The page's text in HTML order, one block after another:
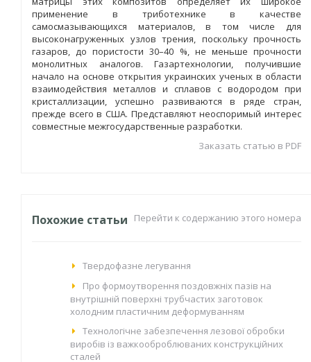
применение в триботехнике в качестве
самосмазывающихся материалов, в том числе для
высоконагруженных узлов трения, поскольку прочность
газаров, до пористости 30–40 %, не меньше прочности
монолитных аналогов. Газартехнологии, получившие
начало на основе открытия украинских ученых в области
взаимодействия металлов и сплавов с водородом при
кристаллизации, успешно развиваются в ряде стран,
прежде всего в США. Представляют неоспоримый интерес
совместные межгосударственные разработки.
Заказать статью в PDF
Похожие статьи Перейти к содержанию этого номера
Твердофазне легування
Про формоутворення поздовжніх пазів на
внутрішній поверхні трубчастих заготовок
холодним пластичним деформуванням
Технологічне забезпечення лезової обробки
виробів із важкооброблюваних конструкційних
сталей